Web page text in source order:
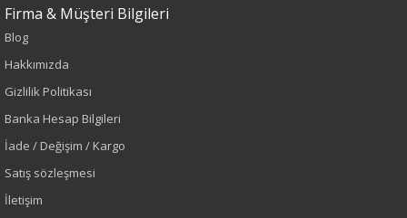
Renk
Sezon
Yaş Grubu
Firma & Müşteri Bilgileri
Blog
Hakkımızda
Gizlilik Politikası
Banka Hesap Bilgileri
İade / Değişim / Kargo
Satış sözleşmesi
İletişim